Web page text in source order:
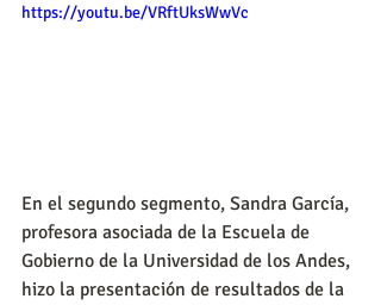
https://youtu.be/VRftUksWwVc
En el segundo segmento, Sandra García,
profesora asociada de la Escuela de
Gobierno de la Universidad de los Andes,
hizo la presentación de resultados de la